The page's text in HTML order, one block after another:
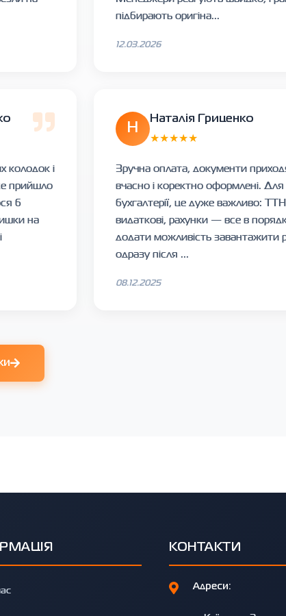
підбирають оригіна...
12.03.2026
колодок і
прийшло
б
на
Н
Наталія Гриценко
★★★★★
Зручна оплата, документи
вчасно і коректно оформлені.
бухгалтерії, це дуже важливо:
видаткові, рахунки — все в
додати можливість завантажити
одразу після ...
08.12.2025
КОНТАКТИ
Адреси: